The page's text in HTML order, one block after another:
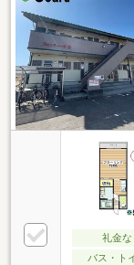
礼金な
バス・ト